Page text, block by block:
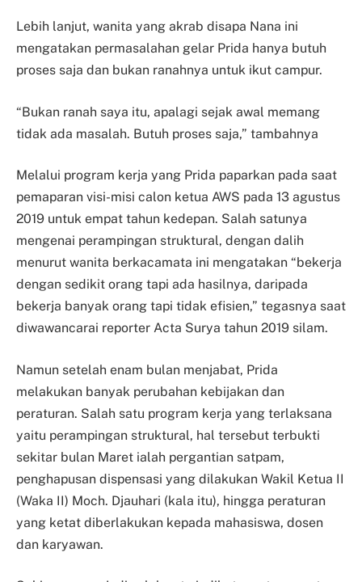
Lebih lanjut, wanita yang akrab disapa Nana ini
mengatakan permasalahan gelar Prida hanya butuh
proses saja dan bukan ranahnya untuk ikut campur.
“Bukan ranah saya itu, apalagi sejak awal memang
tidak ada masalah. Butuh proses saja,” tambahnya
Melalui program kerja yang Prida paparkan pada saat
pemaparan visi-misi calon ketua AWS pada 13 agustus
2019 untuk empat tahun kedepan. Salah satunya
mengenai perampingan struktural, dengan dalih
menurut wanita berkacamata ini mengatakan “bekerja
dengan sedikit orang tapi ada hasilnya, daripada
bekerja banyak orang tapi tidak efisien,” tegasnya saat
diwawancarai reporter Acta Surya tahun 2019 silam.
Namun setelah enam bulan menjabat, Prida
melakukan banyak perubahan kebijakan dan
peraturan. Salah satu program kerja yang terlaksana
yaitu perampingan struktural, hal tersebut terbukti
sekitar bulan Maret ialah pergantian satpam,
penghapusan dispensasi yang dilakukan Wakil Ketua II
(Waka II) Moch. Djauhari (kala itu), hingga peraturan
yang ketat diberlakukan kepada mahasiswa, dosen
dan karyawan.